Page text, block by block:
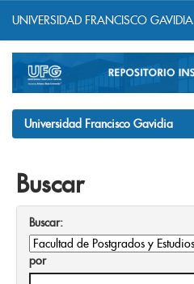
navigation
UNIVERSIDAD FRANCISCO GAVIDIA
Universidad Francisco Gavidia
Buscar
Buscar:
por